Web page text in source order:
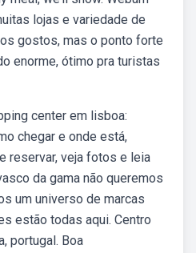
lojas e variedade de
gostos, mas o ponto forte
enorme, ótimo pra turistas
center em lisboa:
chegar e onde está,
reservar, veja fotos e leia
da gama não queremos
um universo de marcas
estão todas aqui. Centro
portugal. Boa